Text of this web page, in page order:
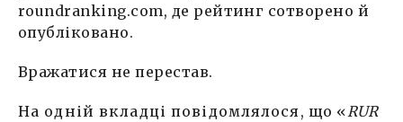
roundranking.com, де рейтинг сотворено й
опубліковано.
Вражатися не перестав.
На одній вкладці повідомлялося, що « RUR